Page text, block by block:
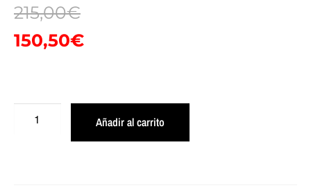
215,00€
150,50€
Añadir al carrito